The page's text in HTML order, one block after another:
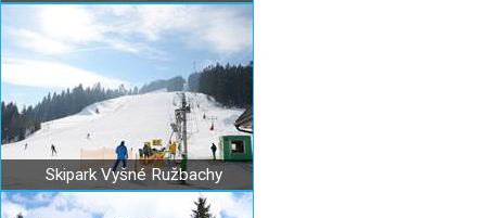
Skipark Vyšné Ružbachy